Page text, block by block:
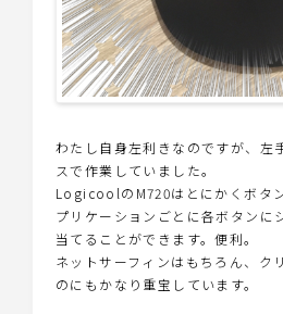
わたし自身左利きなのですが、左
スで作業していました。
LogicoolのM720はとにかくボタ
プリケーションごとに各ボタンに
当てることができます。便利。
ネットサーフィンはもちろん、ク
のにもかなり重宝しています。